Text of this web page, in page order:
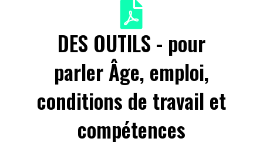
DES OUTILS - pour
parler Âge, emploi,
conditions de travail et
compétences